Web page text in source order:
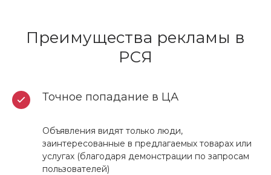
Преимущества рекламы в
РСЯ
Точное попадание в ЦА
Объявления видят только люди,
заинтересованные в предлагаемых товарах или
услугах (благодаря демонстрации по запросам
пользователей)